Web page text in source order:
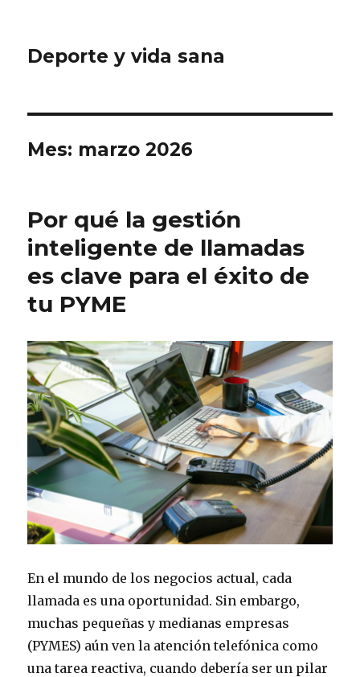
Deporte y vida sana
Mes: marzo 2026
Por qué la gestión
inteligente de llamadas
es clave para el éxito de
tu PYME
En el mundo de los negocios actual, cada
llamada es una oportunidad. Sin embargo,
muchas pequeñas y medianas empresas
(PYMES) aún ven la atención telefónica como
una tarea reactiva, cuando debería ser un pilar